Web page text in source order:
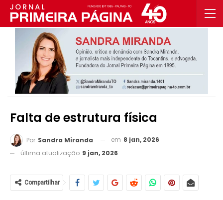
Falta de estrutura física
Por Sandra Miranda em 8 jan, 2026
última atualização 9 jan, 2026
Compartilhar